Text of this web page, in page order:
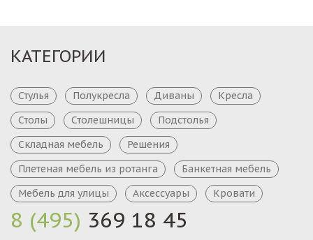
8 (495) 369 18 45
КАТЕГОРИИ
Стулья Полукресла Диваны
Кресла
Столы
Столешницы
Подстолья
Складная мебель
Решения
Плетеная мебель из ротанга
Банкетная мебель
Мебель для улицы
Аксессуары Кровати